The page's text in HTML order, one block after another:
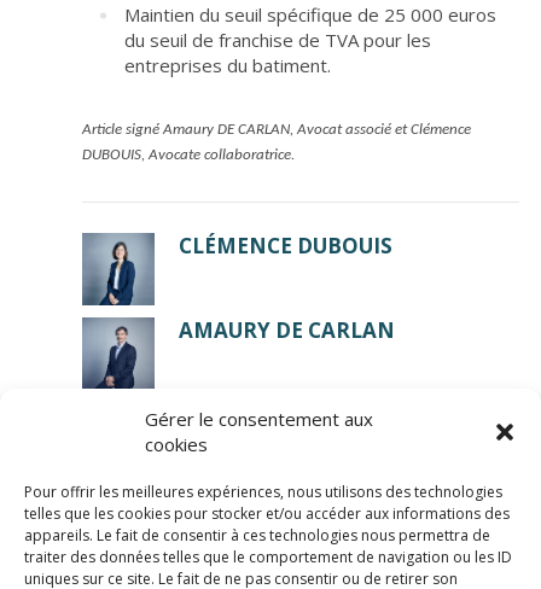
Gérer le consentement aux
cookies
Pour offrir les meilleures expériences, nous utilisons des technologies
telles que les cookies pour stocker et/ou accéder aux informations des
appareils. Le fait de consentir à ces technologies nous permettra de
traiter des données telles que le comportement de navigation ou les ID
uniques sur ce site. Le fait de ne pas consentir ou de retirer son
Maintien du seuil spécifique de 25 000 euros
du seuil de franchise de TVA pour les
entreprises du batiment.
Article signé Amaury DE CARLAN, Avocat associé et Clémence
DUBOUIS, Avocate collaboratrice.
CLÉMENCE DUBOUIS
AMAURY DE CARLAN